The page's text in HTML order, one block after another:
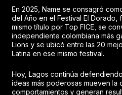
En 2025, Name se consagró
del Año en el Festival El
mismo título por Top FICE, se
independiente colombiana más
Lions y se ubicó entre las 20
Latina en ese mismo festival.
Hoy, Lagos continúa
ideas más poderosas mueven la
comportamientos y generan